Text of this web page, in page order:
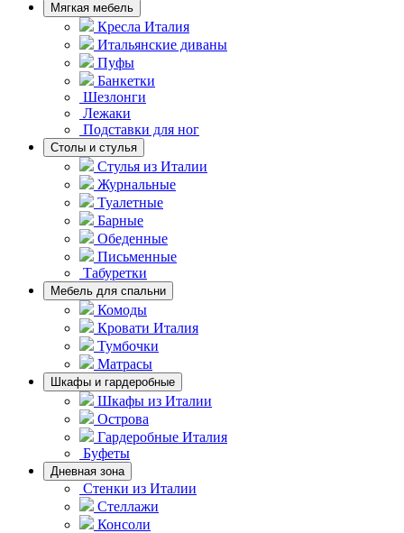
Мягкая мебель
Кресла Италия
Итальянские диваны
Пуфы
Банкетки
Шезлонги
Лежаки
Подставки для ног
Столы и стулья
Стулья из Италии
Журнальные
Туалетные
Барные
Обеденные
Письменные
Табуретки
Мебель для спальни
Комоды
Кровати Италия
Тумбочки
Матрасы
Шкафы и гардеробные
Шкафы из Италии
Острова
Гардеробные Италия
Буфеты
Дневная зона
Стенки из Италии
Стеллажи
Консоли